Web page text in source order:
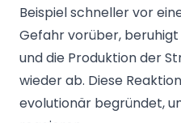
Beispiel schneller vor
Gefahr vorüber,
und die Produktion der
wieder ab. Diese
evolutionär begründet,